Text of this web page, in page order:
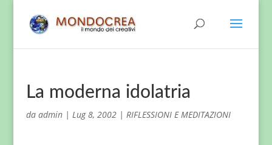
La moderna idolatria
da admin| Lug 8, 2002| RIFLESSIONI E MEDITAZIONI